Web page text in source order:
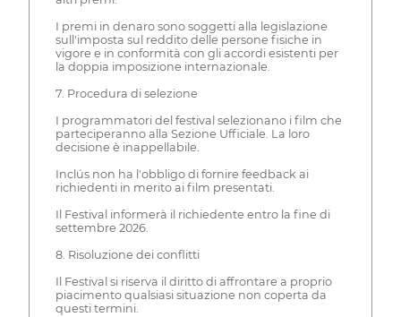
I premi in denaro sono soggetti alla legislazione
sull'imposta sul reddito delle persone fisiche in
vigore e in conformità con gli accordi esistenti per
la doppia imposizione internazionale.
7. Procedura di selezione
I programmatori del festival selezionano i film che
parteciperanno alla Sezione Ufficiale. La loro
decisione è inappellabile.
Inclús non ha l'obbligo di fornire feedback ai
richiedenti in merito ai film presentati.
Il Festival informerà il richiedente entro la fine di
settembre 2026.
8. Risoluzione dei conflitti
Il Festival si riserva il diritto di affrontare a proprio
piacimento qualsiasi situazione non coperta da
questi termini.